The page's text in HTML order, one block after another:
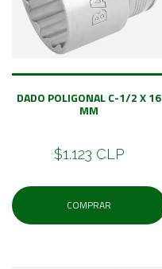
DADO POLIGONAL C-1/2 X 16
MM
$1.123 CLP
COMPRAR